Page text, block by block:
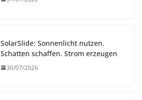
SolarSlide: Sonnenlicht nutzen.
Schatten schaffen. Strom erzeugen
30/07/2026